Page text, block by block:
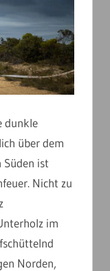
dunkle
über dem
Süden ist
Nicht zu
im
Norden,